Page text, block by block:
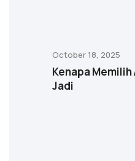
October 18, 2025
Kenapa
Jadi